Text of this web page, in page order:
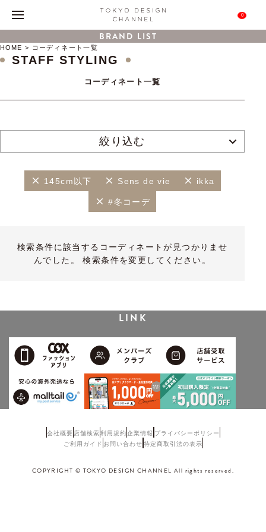
0
BRAND LIST
HOME コーディネート一覧
STAFF STYLING
コーディネート一覧
絞り込む
145cm以下 Sens de vie ikka
#冬コーデ
検索条件に該当するコーディネートが見つかりませ
んでした。 検索条件を変更してください。
LINK
会社概要 店舗検索利用規約企業情報 プライバシーポリシー
ご利用ガイド お問い合わせ 特定商取引法の表示
COPYRIGHT © TOKYO DESIGN CHANNEL All rights reserved.